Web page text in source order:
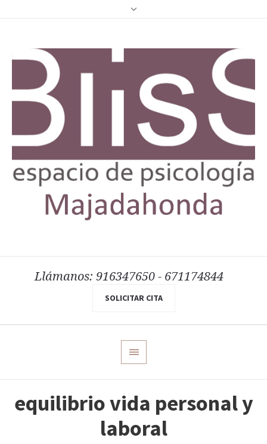
Llámanos: 916347650 - 671174844
SOLICITAR CITA
equilibrio vida personal y
laboral